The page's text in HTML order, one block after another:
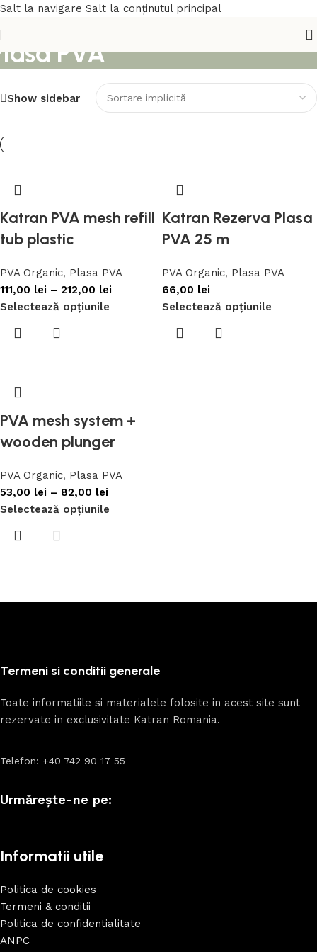
Salt la navigare Salt la conținutul principal
PVA
Show sidebar
Katran PVA mesh refill
tub plastic
PVA Organic, Plasa PVA
111,00 lei – 212,00 lei
Selectează opțiunile
Katran Rezerva Plasa
PVA 25 m
PVA Organic, Plasa PVA
66,00 lei
Selectează opțiunile
PVA mesh system +
wooden plunger
PVA Organic, Plasa PVA
53,00 lei – 82,00 lei
Selectează opțiunile
Termeni si conditii generale
Toate informatiile si materialele folosite in acest site sunt
rezervate in exclusivitate Katran Romania.
Telefon: +40 742 90 17 55
Urmărește-ne pe:
Informatii utile
Politica de cookies
Termeni & conditii
Politica de confidentialitate
ANPC